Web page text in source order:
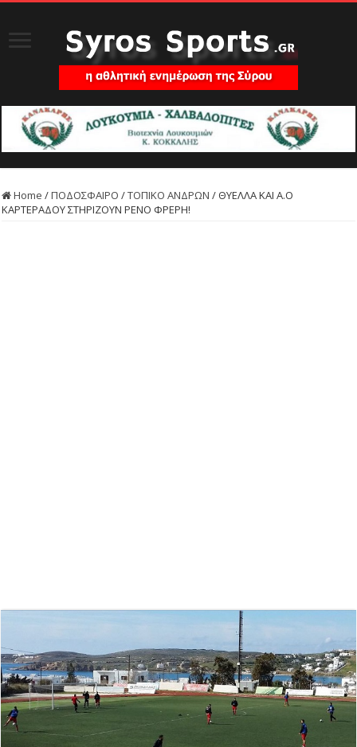
Home /ΠΟΔΟΣΦΑΙΡΟ /ΤΟΠΙΚΟ ΑΝΔΡΩΝ /ΘΥΕΛΛΑ ΚΑΙ Α.Ο
ΚΑΡΤΕΡΑΔΟΥ ΣΤΗΡΙΖΟΥΝ ΡΕΝΟ ΦΡΕΡΗ!